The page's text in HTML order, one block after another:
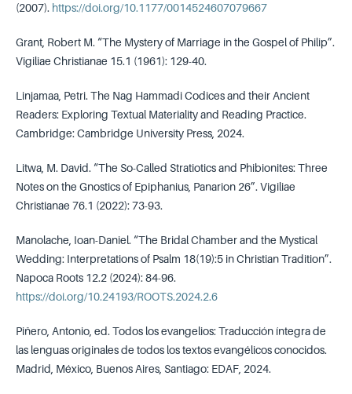
(2007). https://doi.org/10.1177/0014524607079667
Grant, Robert M. “The Mystery of Marriage in the Gospel of Philip”.
Vigiliae Christianae 15.1 (1961): 129-40.
Linjamaa, Petri. The Nag Hammadi Codices and their Ancient
Readers: Exploring Textual Materiality and Reading Practice.
Cambridge: Cambridge University Press, 2024.
Litwa, M. David. “The So-Called Stratiotics and Phibionites: Three
Notes on the Gnostics of Epiphanius, Panarion 26”. Vigiliae
Christianae 76.1 (2022): 73-93.
Manolache, Ioan-Daniel. “The Bridal Chamber and the Mystical
Wedding: Interpretations of Psalm 18(19):5 in Christian Tradition”.
Napoca Roots 12.2 (2024): 84-96.
https://doi.org/10.24193/ROOTS.2024.2.6
Piñero, Antonio, ed. Todos los evangelios: Traducción íntegra de
las lenguas originales de todos los textos evangélicos conocidos.
Madrid, México, Buenos Aires, Santiago: EDAF, 2024.